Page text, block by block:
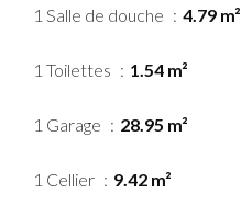
1 Salle de douche 4.79 m²
1 Toilettes 1.54 m²
1 Garage 28.95 m²
1 Cellier 9.42 m²